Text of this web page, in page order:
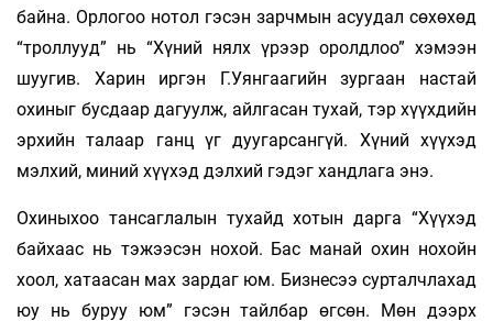
байна. Орлогоо нотол гэсэн зарчмын асуудал сөхөхөд
“троллууд” нь “Хүний нялх үрээр оролдлоо” хэмээн
шуугив. Харин иргэн Г.Уянгаагийн зургаан настай
охиныг бусдаар дагуулж, айлгасан тухай, тэр хүүхдийн
эрхийн талаар ганц үг дуугарсангүй. Хүний хүүхэд
мэлхий, миний хүүхэд дэлхий гэдэг хандлага энэ.
Охиныхоо тансаглалын тухайд хотын дарга “Хүүхэд
байхаас нь тэжээсэн нохой. Бас манай охин нохойн
хоол, хатаасан мах зардаг юм. Бизнесээ сурталчлахад
юу нь буруу юм” гэсэн тайлбар өгсөн. Мөн дээрх